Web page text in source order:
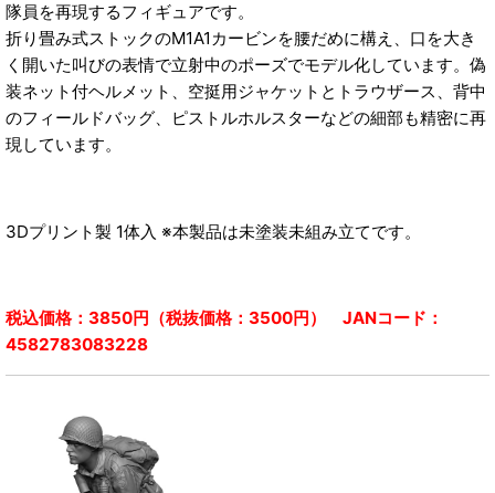
隊員を再現するフィギュアです。
折り畳み式ストックのM1A1カービンを腰だめに構え、口を大き
く開いた叫びの表情で立射中のポーズでモデル化しています。偽
装ネット付ヘルメット、空挺用ジャケットとトラウザース、背中
のフィールドバッグ、ピストルホルスターなどの細部も精密に再
現しています。
3Dプリント製 1体入 ※本製品は未塗装未組み立てです。
税込価格：3850円（税抜価格：3500円） JANコード：
4582783083228